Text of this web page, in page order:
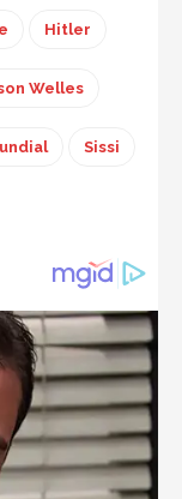
Hitler
Welles
Sissi